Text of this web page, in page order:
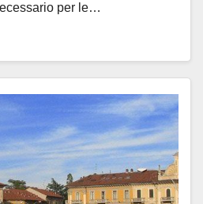
per le…